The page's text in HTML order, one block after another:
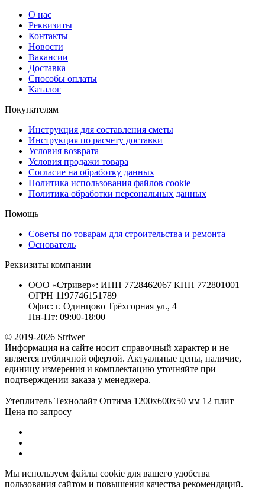
О нас
Реквизиты
Контакты
Новости
Вакансии
Доставка
Способы оплаты
Каталог
Покупателям
Инструкция для составления сметы
Инструкция по расчету доставки
Условия возврата
Условия продажи товара
Согласие на обработку данных
Политика использования файлов cookie
Политика обработки персональных данных
Помощь
Советы по товарам для строительства и ремонта
Основатель
Реквизиты компании
ООО «Стривер»: ИНН 7728462067 КПП 772801001
ОГРН 1197746151789
Офис: г. Одинцово Трёхгорная ул., 4
Пн-Пт: 09:00-18:00
© 2019-2026 Striwer
Информация на сайте носит справочный характер и не
является публичной офертой. Актуальные цены, наличие,
единицу измерения и комплектацию уточняйте при
подтверждении заказа у менеджера.
Утеплитель Технолайт Оптима 1200х600х50 мм 12 плит
Цена по запросу
Мы используем файлы cookie для вашего удобства
пользования сайтом и повышения качества рекомендаций.